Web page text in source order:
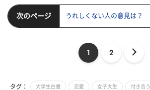
次のページ うれしくない人の意見は？
1 2
タグ： 大学生白書 恋愛 女子大生 付き合う